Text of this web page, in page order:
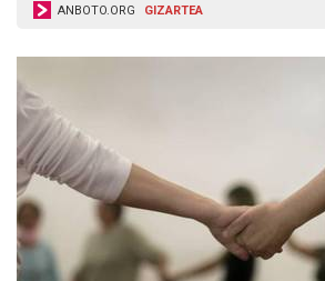
ANBOTO.ORG GIZARTEA